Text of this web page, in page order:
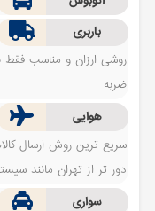
باربری
روشی ارزان و مناسب فقط
ضربه
هوایی
سریع ترین روش ارسال
دور تر از تهران مانند
سواری